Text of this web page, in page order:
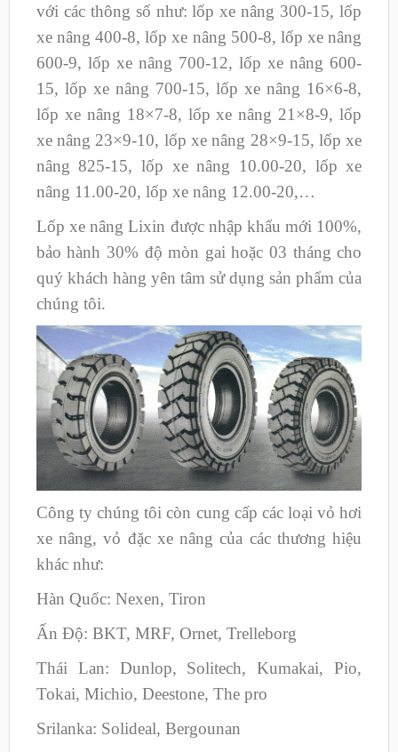
với các thông số như: lốp xe nâng 300-15, lốp
xe nâng 400-8, lốp xe nâng 500-8, lốp xe nâng
600-9, lốp xe nâng 700-12, lốp xe nâng 600-
15, lốp xe nâng 700-15, lốp xe nâng 16×6-8,
lốp xe nâng 18×7-8, lốp xe nâng 21×8-9, lốp
xe nâng 23×9-10, lốp xe nâng 28×9-15, lốp xe
nâng 825-15, lốp xe nâng 10.00-20, lốp xe
nâng 11.00-20, lốp xe nâng 12.00-20,…
Lốp xe nâng Lixin được nhập khẩu mới 100%,
bảo hành 30% độ mòn gai hoặc 03 tháng cho
quý khách hàng yên tâm sử dụng sản phẩm của
chúng tôi.
Công ty chúng tôi còn cung cấp các loại vỏ hơi
xe nâng, vỏ đặc xe nâng của các thương hiệu
khác như:
Hàn Quốc: Nexen, Tiron
Ấn Độ: BKT, MRF, Ornet, Trelleborg
Thái Lan: Dunlop, Solitech, Kumakai, Pio,
Tokai, Michio, Deestone, The pro
Srilanka: Solideal, Bergounan